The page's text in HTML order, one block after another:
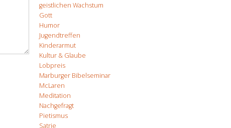
geistlichen Wachstum
Gott
Humor
Jugendtreffen
Kinderarmut
Kultur & Glaube
Lobpreis
Marburger Bibelseminar
McLaren
Meditation
Nachgefragt
Pietismus
Satrie